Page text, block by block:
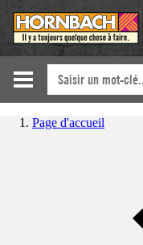
Page d'accueil